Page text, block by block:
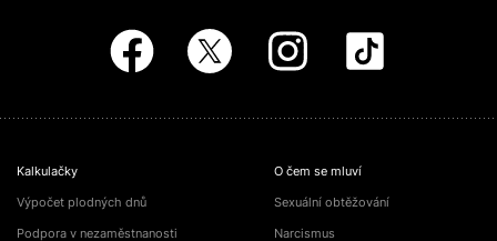
Kalkulačky
Výpočet plodných dnů
Podpora v nezaměstnanosti
O čem se mluví
Sexuální obtěžování
Narcismus